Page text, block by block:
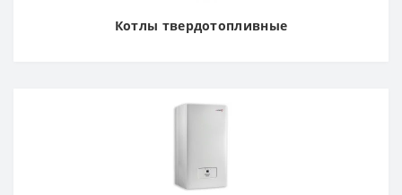
Котлы твердотопливные